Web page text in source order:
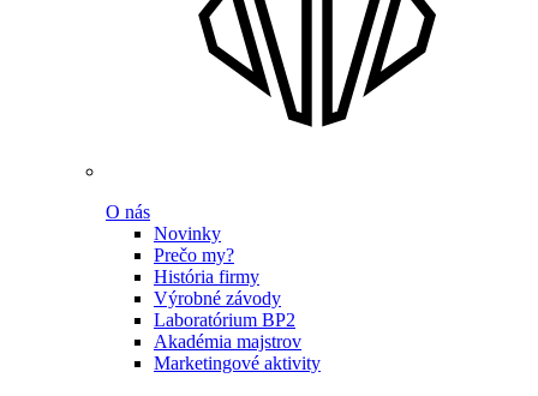
O nás
Novinky
Prečo my?
História firmy
Výrobné závody
Laboratórium BP2
Akadémia majstrov
Marketingové aktivity